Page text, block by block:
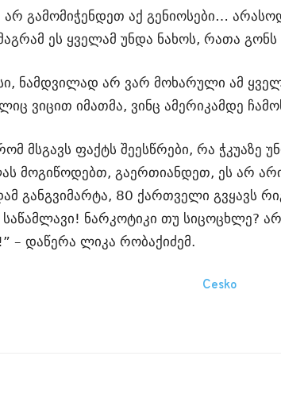
გამომიჭენდეთ აქ გენიოსები…
ეს ყველამ უნდა ნახოს, რათა
ნამდვილად არ ვარ მოხარული ამ
ვიცით იმათმა, ვინც ამერიკამდე
მსგავს ფაქტს შეესწრები, რა
მოგიწოდებთ, გაერთიანდეთ, ეს არ
განგვიმარტა, 80 ქართველი გვყავს
საწამლავი! ნარკოტიკი თუ სიცოცხლე?
– დაწერა ლიკა რობაქიძემ.